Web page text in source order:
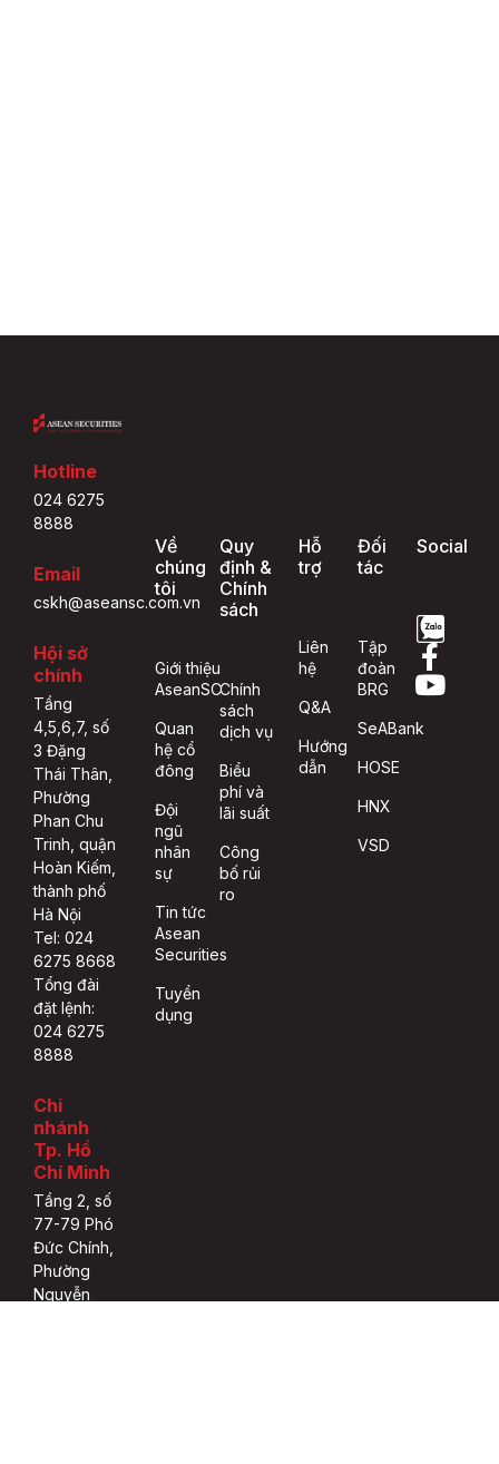
Hotline
024 6275
8888
Email
cskh@aseansc.com.vn
Hội sở
chính
Tầng
4,5,6,7, số
3 Đặng
Thái Thân,
Phường
Phan Chu
Trinh, quận
Hoàn Kiếm,
thành phố
Hà Nội
Tel: 024
6275 8668
Tổng đài
đặt lệnh:
024 6275
8888
Chi
nhánh
Tp. Hồ
Chí Minh
Tầng 2, số
77-79 Phó
Đức Chính,
Phường
Nguyễn
Về
chúng
tôi
Giới thiệu
AseanSC
Quan
hệ cổ
đông
Đội
ngũ
nhân
sự
Tin tức
Asean
Securities
Tuyển
dụng
Quy
định &
Chính
sách
Chính
sách
dịch vụ
Biểu
phí và
lãi suất
Công
bố rủi
ro
Hỗ
trợ
Liên
hệ
Q&A
Hướng
dẫn
Đối
tác
Tập
đoàn
BRG
SeABank
HOSE
HNX
VSD
Social